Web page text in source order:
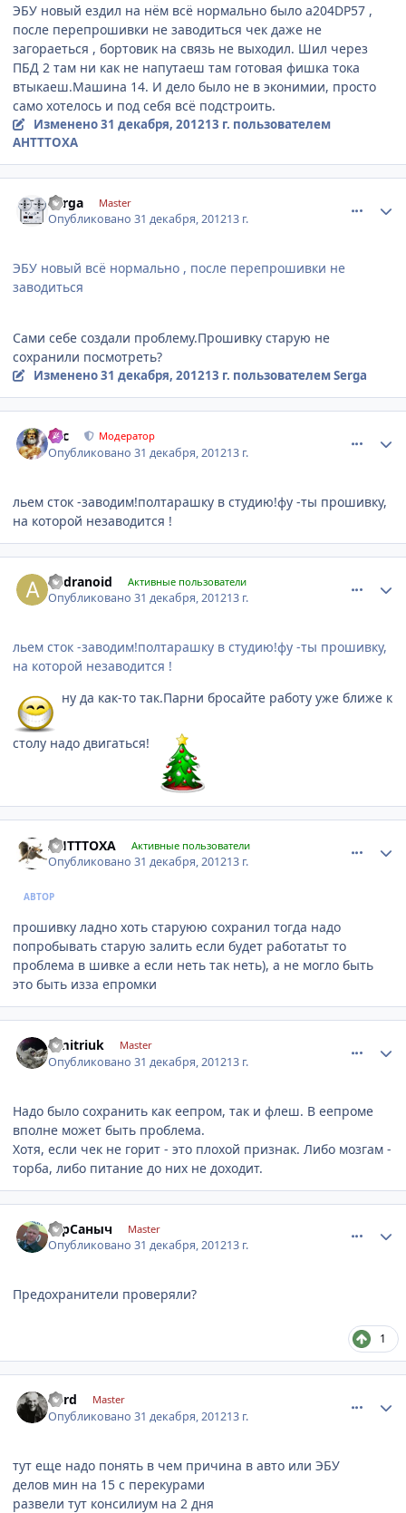
ЭБУ новый ездил на нём всё нормально было a204DP57 ,
после перепрошивки не заводиться чек даже не
загораеться , бортовик на связь не выходил. Шил через
ПБД 2 там ни как не напутаеш там готовая фишка тока
втыкаеш.Машина 14. И дело было не в эконимии, просто
само хотелось и под себя всё подстроить.
Изменено31 декабря, 201213 г. пользователем
AHTTTOXA
Serga Master
Опубликовано31 декабря, 201213 г.
ЭБУ новый всё нормально , после перепрошивки не
заводиться
Сами себе создали проблему.Прошивку старую не
сохранили посмотреть?
Изменено31 декабря, 201213 г. пользователем Serga
тас Модератор
Опубликовано31 декабря, 201213 г.
льем сток -заводим!полтарашку в студию!фу -ты прошивку,
на которой незаводится !
andranoid Активные пользователи
Опубликовано31 декабря, 201213 г.
льем сток -заводим!полтарашку в студию!фу -ты прошивку,
на которой незаводится !
ну да как-то так.Парни бросайте работу уже ближе к
столу надо двигаться!
AHTTTOXA Активные пользователи
Опубликовано31 декабря, 201213 г.
АВТОР
прошивку ладно хоть старуюю сохранил тогда надо
попробывать старую залить если будет работатьт то
проблема в шивке а если неть так неть), а не могло быть
это быть изза епромки
Dmitriuk Master
Опубликовано31 декабря, 201213 г.
Надо было сохранить как еепром, так и флеш. В еепроме
вполне может быть проблема.
Хотя, если чек не горит - это плохой признак. Либо мозгам -
торба, либо питание до них не доходит.
ЮрСаныч Master
Опубликовано31 декабря, 201213 г.
Предохранители проверяли?
1
nerd Master
Опубликовано31 декабря, 201213 г.
тут еще надо понять в чем причина в авто или ЭБУ
делов мин на 15 с перекурами
развели тут консилиум на 2 дня